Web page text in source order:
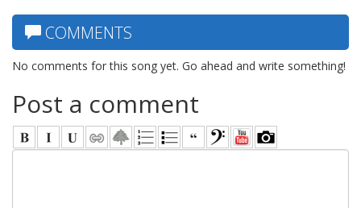
COMMENTS
No comments for this song yet. Go ahead and write something!
Post a comment